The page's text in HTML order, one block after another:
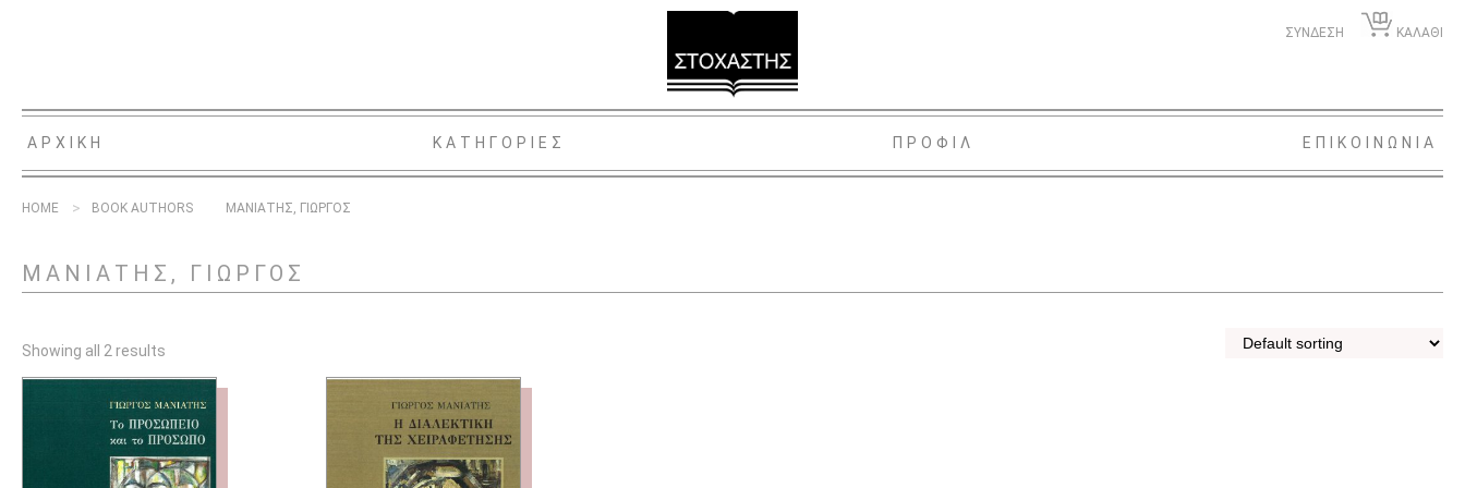
ΣΥΝΔΕΣΗ ΚΑΛΑΘΙ
ΑΡΧΙΚΗ ΚΑΤΗΓΟΡΙΕΣ ΠΡΟΦΙΛ ΕΠΙΚΟΙΝΩΝΙΑ
HOME BOOK AUTHORS ΜΑΝΙΑΤΗΣ, ΓΙΩΡΓΟΣ
ΜΑΝΙΑΤΗΣ, ΓΙΩΡΓΟΣ
Showing all 2 results